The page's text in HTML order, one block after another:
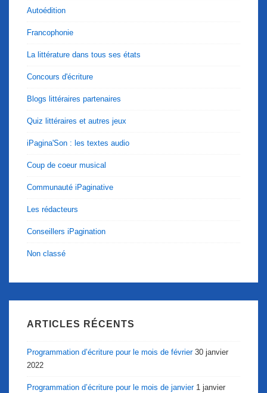
Autoédition
Francophonie
La littérature dans tous ses états
Concours d'écriture
Blogs littéraires partenaires
Quiz littéraires et autres jeux
iPagina'Son : les textes audio
Coup de coeur musical
Communauté iPaginative
Les rédacteurs
Conseillers iPagination
Non classé
ARTICLES RÉCENTS
Programmation d’écriture pour le mois de février 30 janvier
2022
Programmation d’écriture pour le mois de janvier 1 janvier